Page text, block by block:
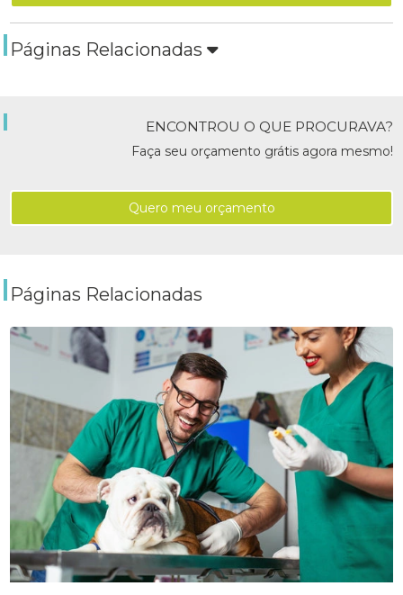
Páginas Relacionadas
ENCONTROU O QUE PROCURAVA?
Faça seu orçamento grátis agora mesmo!
Quero meu orçamento
Páginas Relacionadas